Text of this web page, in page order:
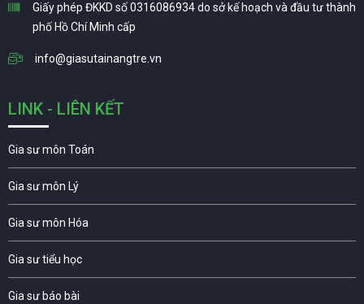
Giấy phép ĐKKD số 0316086934 do sở kế hoạch và đầu tư thành
phố Hồ Chí Minh cấp
info@giasutainangtre.vn
LINK - LIÊN KẾT
Gia sư môn Toán
Gia sư môn Lý
Gia sư môn Hóa
Gia sư tiểu học
Gia sư báo bài